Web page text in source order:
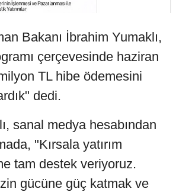
Bakanı İbrahim Yumaklı,
çerçevesinde haziran
TL hibe ödemesini
dedi.
sanal medya hesabından
"Kırsala yatırım
tam destek veriyoruz.
gücüne güç katmak ve